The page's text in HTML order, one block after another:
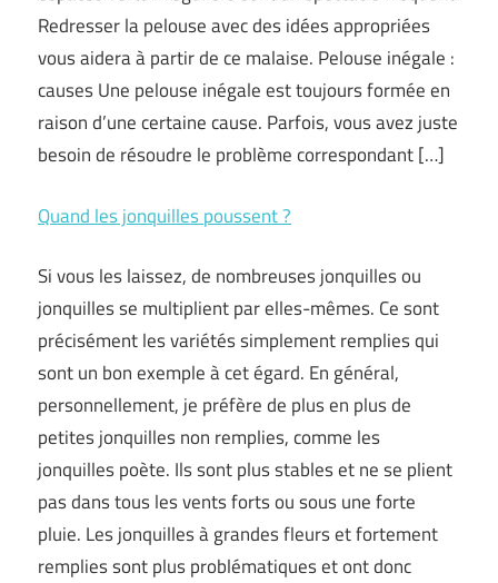
Redresser la pelouse avec des idées appropriées
vous aidera à partir de ce malaise. Pelouse inégale :
causes Une pelouse inégale est toujours formée en
raison d’une certaine cause. Parfois, vous avez juste
besoin de résoudre le problème correspondant […]
Quand les jonquilles poussent ?
Si vous les laissez, de nombreuses jonquilles ou
jonquilles se multiplient par elles-mêmes. Ce sont
précisément les variétés simplement remplies qui
sont un bon exemple à cet égard. En général,
personnellement, je préfère de plus en plus de
petites jonquilles non remplies, comme les
jonquilles poète. Ils sont plus stables et ne se plient
pas dans tous les vents forts ou sous une forte
pluie. Les jonquilles à grandes fleurs et fortement
remplies sont plus problématiques et ont donc